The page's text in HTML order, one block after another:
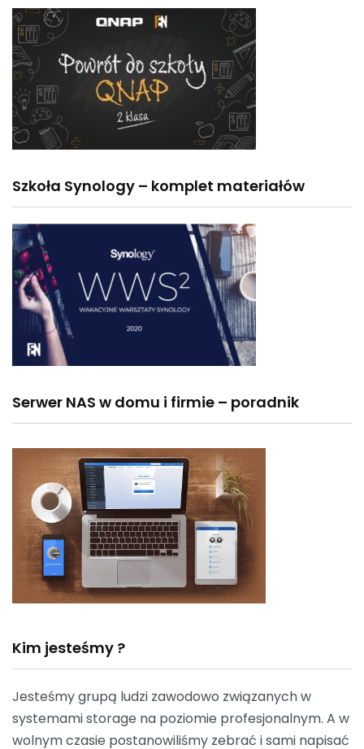
Szkoła Synology – komplet materiałów
Serwer NAS w domu i firmie – poradnik
Kim jesteśmy ?
Jesteśmy grupą ludzi zawodowo związanych w
systemami storage na poziomie profesjonalnym. A w
wolnym czasie postanowiliśmy zebrać i sami napisać